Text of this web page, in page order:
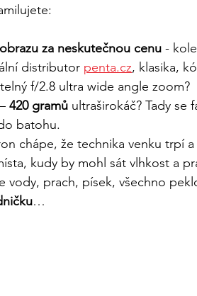
za neskutečnou cenu -
distributor penta.cz, klasika,
f/2.8 ultra wide angle zoom?
420 gramů ultraširokáč? Tady se
batohu.
chápe, že technika venku trpí
kudy by mohl sát vlhkost a
vody, prach, písek, všechno
…